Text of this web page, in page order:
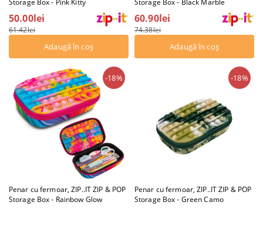
Storage Box - Pink Kitty
50.00lei
61.42lei
Storage Box - Black Marble
60.90lei
74.38lei
Penar cu fermoar, ZIP..IT ZIP & POP
Storage Box - Rainbow Glow
-18%
Penar cu fermoar, ZIP..IT ZIP & POP
Storage Box - Green Camo
-18%